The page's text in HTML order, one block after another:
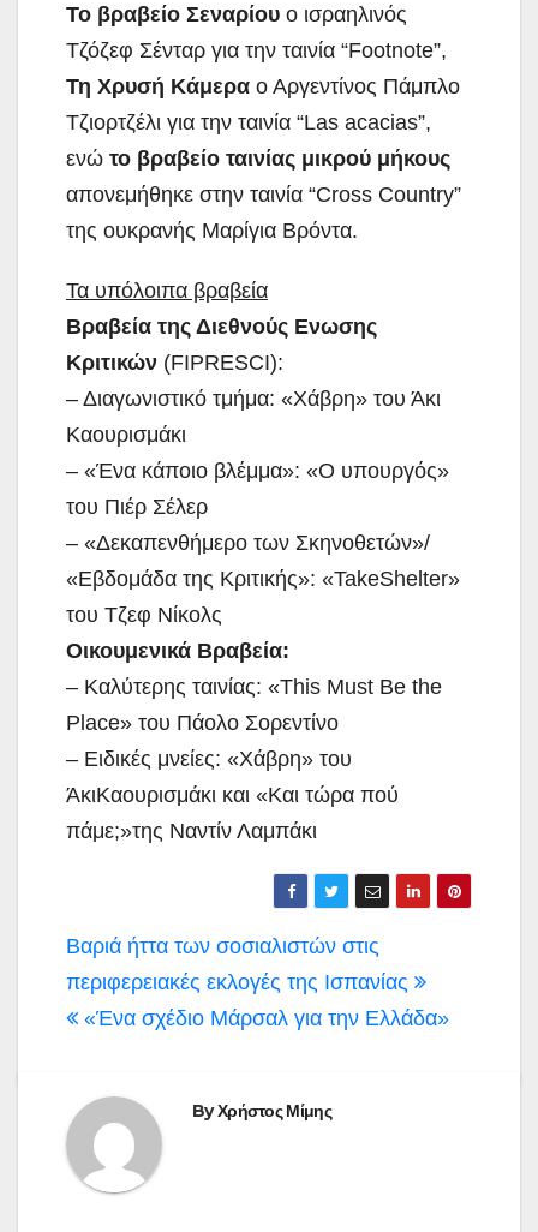
Το βραβείο Σεναρίου ο ισραηλινός
Τζόζεφ Σένταρ για την ταινία “Footnote”,
Τη Χρυσή Κάμερα ο Αργεντίνος Πάμπλο
Τζιορτζέλι για την ταινία “Las acacias”,
ενώ το βραβείο ταινίας μικρού μήκους
απονεμήθηκε στην ταινία “Cross Country”
της ουκρανής Μαρίγια Βρόντα.
Τα υπόλοιπα βραβεία
Βραβεία της Διεθνούς Ενωσης
Κριτικών (FIPRESCI):
– Διαγωνιστικό τμήμα: «Χάβρη» του Άκι
Καουρισμάκι
– «Ένα κάποιο βλέμμα»: «Ο υπουργός»
του Πιέρ Σέλερ
– «Δεκαπενθήμερο των Σκηνοθετών»/
«Εβδομάδα της Κριτικής»: «TakeShelter»
του Τζεφ Νίκολς
Οικουμενικά Βραβεία:
– Καλύτερης ταινίας: «This Must Be the
Place» του Πάολο Σορεντίνο
– Ειδικές μνείες: «Χάβρη» του
ΆκιΚαουρισμάκι και «Και τώρα πού
πάμε;»της Ναντίν Λαμπάκι
Πλοήγηση
άρθρων
Βαριά ήττα των σοσιαλιστών στις
περιφερειακές εκλογές της Ισπανίας
«Ένα σχέδιο Μάρσαλ για την Ελλάδα»
ByΧρήστος Μίμης